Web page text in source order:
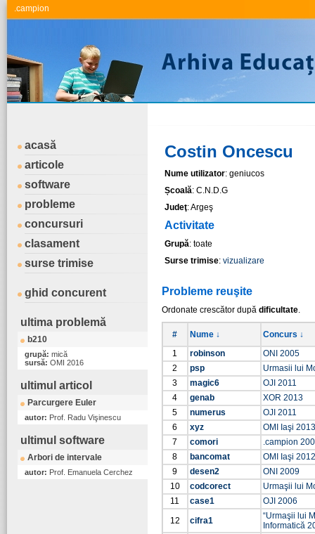
.campion
acasă
articole
software
probleme
concursuri
clasament
surse trimise
ghid concurent
ultima problemă
b210
grupă: mică
sursă: OMI 2016
ultimul articol
Parcurgere Euler
autor: Prof. Radu Vişinescu
ultimul software
Arbori de intervale
autor: Prof. Emanuela Cerchez
Costin Oncescu
Nume utilizator: geniucos
Școală: C.N.D.G
Judeţ: Argeş
Activitate
Grupă: toate
Surse trimise: vizualizare
Probleme reuşite
Ordonate crescător după dificultate.
# Nume ↓
Concurs ↓
1
robinson
ONI 2005
2
psp
Urmasii lui
3
magic6
OJI 2011
4
genab
XOR 2013
5
numerus
OJI 2011
6
xyz
OMI Iaşi 2013
7
comori
.campion
8
bancomat
OMI Iaşi 2012
9
desen2
ONI 2009
10
codcorect
Urmaşii lui
11
case1
OJI 2006
12
cifra1
“Urmaşii lui
Informatică